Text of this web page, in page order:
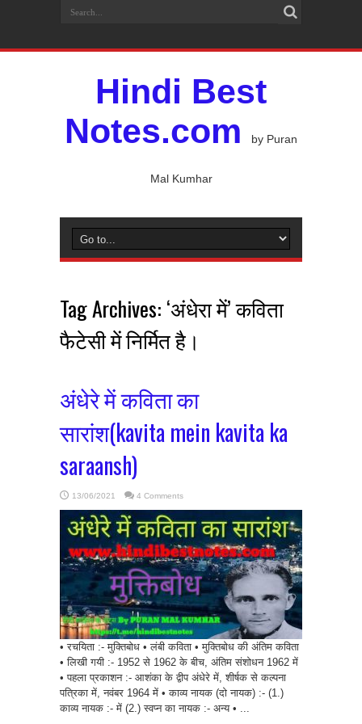
Hindi Best
Notes.com
by Puran
Mal Kumhar
Tag Archives: ‘अंधेरा में’ कविता
फैटेसी में निर्मित है।
अंधेरे में कविता का
सारांश(kavita mein kavita ka
saraansh)
13/06/2021 4 Comments
• रचयिता :- मुक्तिबोध • लंबी कविता • मुक्तिबोध की अंतिम कविता
• लिखी गयी :- 1952 से 1962 के बीच, अंतिम संशोधन 1962 में
• पहला प्रकाशन :- आशंका के द्वीप अंधेरे में, शीर्षक से कल्पना
पत्रिका में, नवंबर 1964 में • काव्य नायक (दो नायक) :- (1.)
काव्य नायक :- में (2.) स्वप्न का नायक :- अन्य • ...